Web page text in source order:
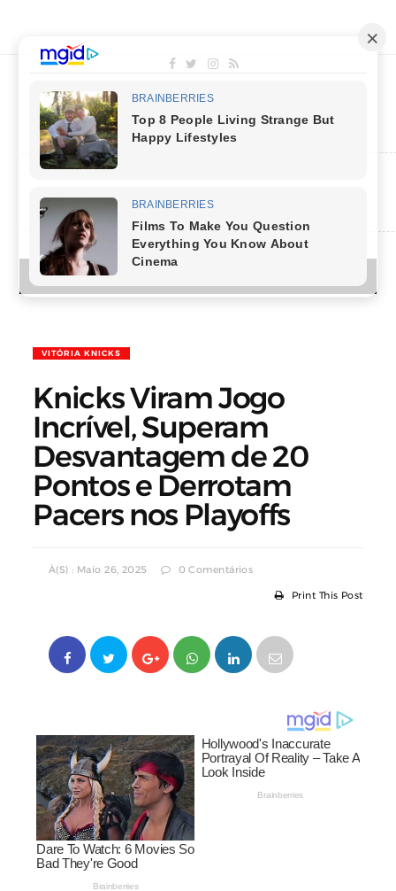
MENU
VITÓRIA KNICKS
Knicks Viram Jogo
Incrível, Superam
Desvantagem de 20
Pontos e Derrotam
Pacers nos Playoffs
À(s) : Maio 26, 2025 0 Comentários
Print This Post